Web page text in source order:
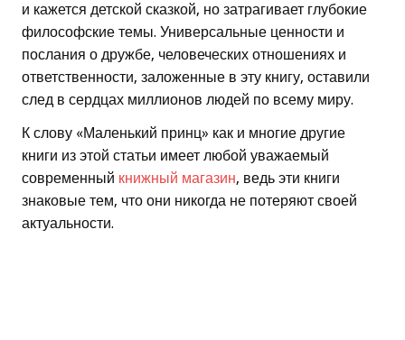
и кажется детской сказкой, но затрагивает глубокие
философские темы. Универсальные ценности и
послания о дружбе, человеческих отношениях и
ответственности, заложенные в эту книгу, оставили
след в сердцах миллионов людей по всему миру.
К слову «Маленький принц» как и многие другие
книги из этой статьи имеет любой уважаемый
современный книжный магазин, ведь эти книги
знаковые тем, что они никогда не потеряют своей
актуальности.